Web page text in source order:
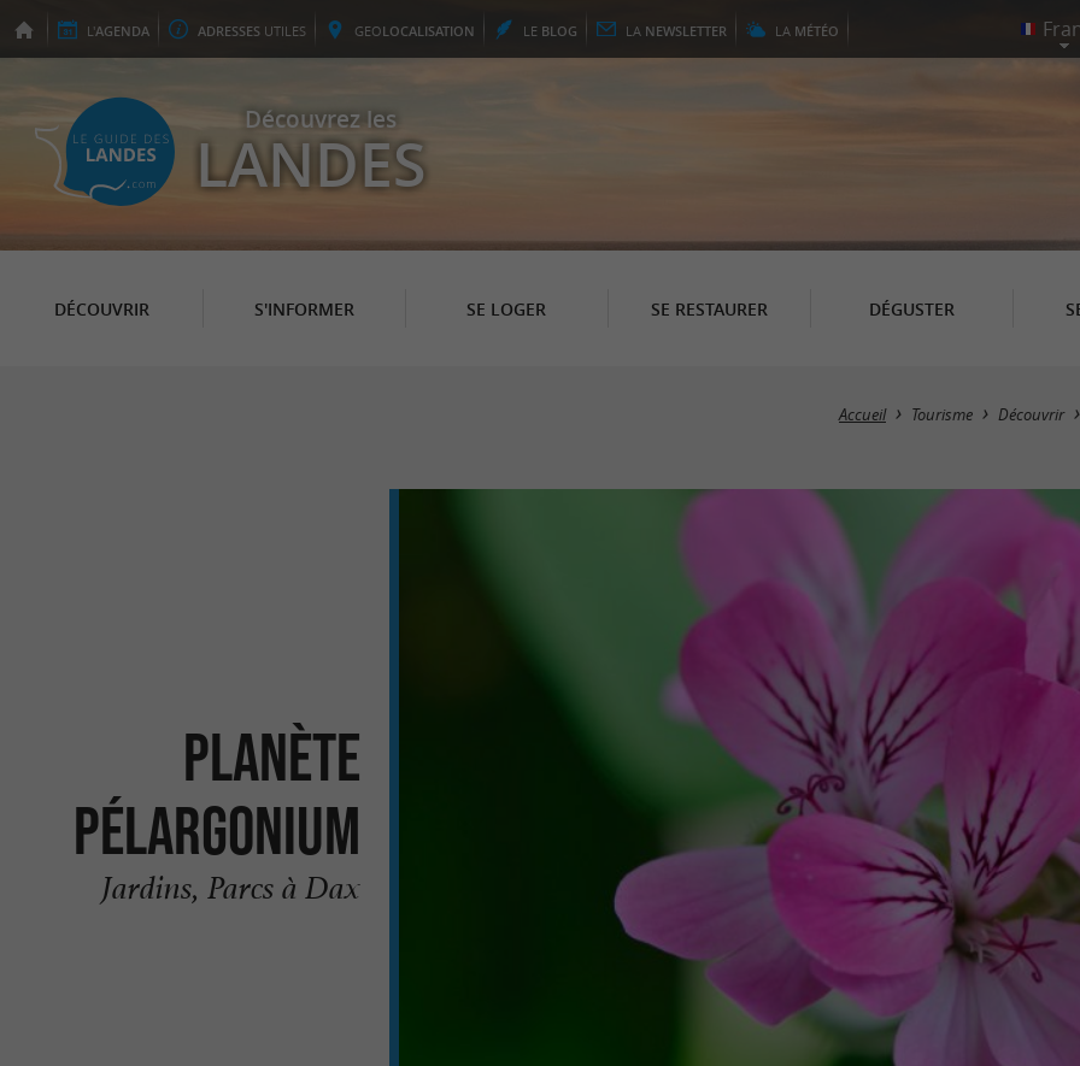
L'AGENDA ADRESSES UTILES GEOLOCALISATION LE BLOG LA NEWSLETTER LA MÉTÉO
Découvrez les
LANDES
DÉCOUVRIR S'INFORMER SE LOGER SE RESTAURER DÉGUSTER
Accueil Tourisme Découvrir
Planète
Pélargonium
Jardins, Parcs à Dax